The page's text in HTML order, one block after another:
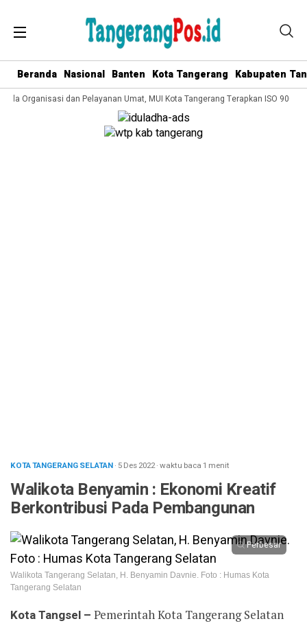
Beranda Nasional Banten Kota Tangerang Kabupaten
Organisasi dan Pelayanan Umat, MUI Kota Tangerang Terapkan ISO
KOTA TANGERANG SELATAN· 5 Des 2022·waktu baca 1 menit
Walikota Benyamin : Ekonomi Kreatif
Berkontribusi Pada Pembangunan
Perbesar
Walikota Tangerang Selatan, H. Benyamin Davnie. Foto : Humas Kota
Tangerang Selatan
Kota Tangsel – Pemerintah Kota Tangerang Selatan